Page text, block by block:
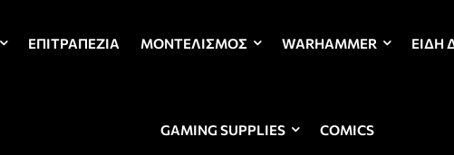
ΕΠΙΤΡΑΠΈΖΙΑ ΜΟΝΤΕΛΙΣΜΌΣ WARHAMMER ΕΊΔΗ
GAMING SUPPLIES COMICS